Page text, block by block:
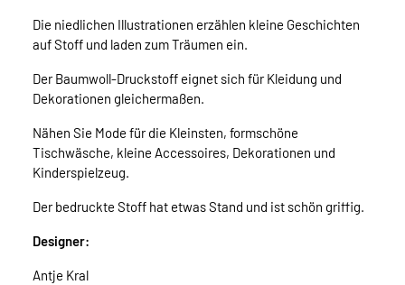
Die niedlichen Illustrationen erzählen kleine Geschichten
auf Stoff und laden zum Träumen ein.
Der Baumwoll-Druckstoff eignet sich für Kleidung und
Dekorationen gleichermaßen.
Nähen Sie Mode für die Kleinsten, formschöne
Tischwäsche, kleine Accessoires, Dekorationen und
Kinderspielzeug.
Der bedruckte Stoff hat etwas Stand und ist schön griffig.
Designer:
Antje Kral